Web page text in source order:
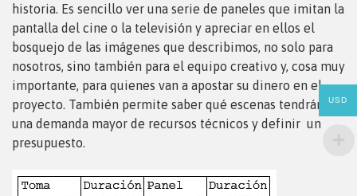
historia. Es sencillo ver una serie de paneles que imitan la
pantalla del cine o la televisión y apreciar en ellos el
bosquejo de las imágenes que describimos, no solo para
nosotros, sino también para el equipo creativo y, cosa muy
importante, para quienes van a apostar su dinero en el
proyecto. También permite saber qué escenas tendrán
una demanda mayor de recursos técnicos y definir un
presupuesto.
USD